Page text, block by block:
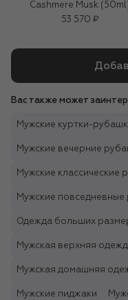
Cashmere Musk
53 570 ₽
Вас также может
Мужские куртки-
Мужские вечерние
Мужские классические
Мужские повседневные
Одежда больших
Мужская верхняя
Мужская домашняя
Мужские пиджаки